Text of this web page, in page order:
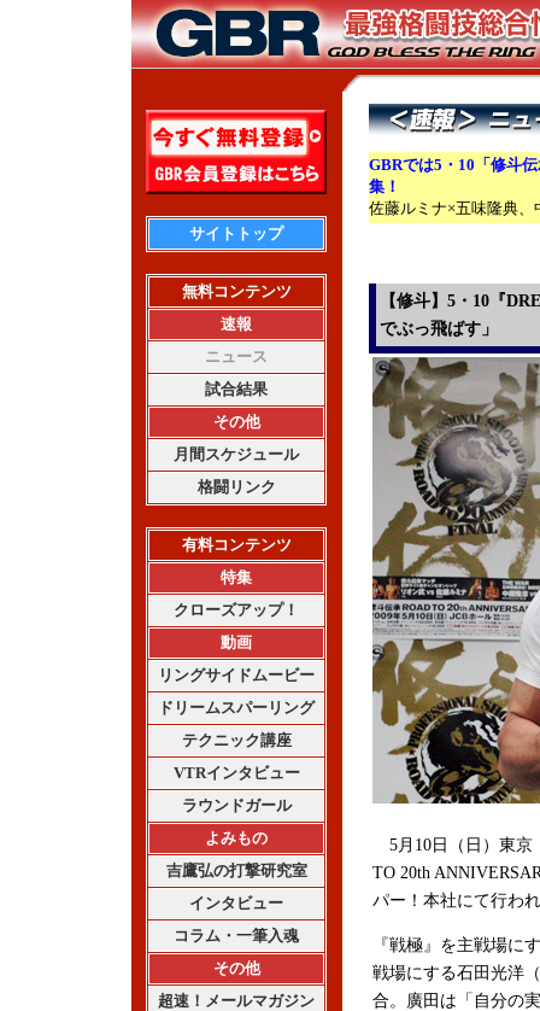
サイトトップ
無料コンテンツ
速報
ニュース
試合結果
その他
月間スケジュール
格闘リンク
有料コンテンツ
特集
クローズアップ！
動画
リングサイドムービー
ドリームスパーリング
テクニック講座
VTRインタビュー
ラウンドガール
よみもの
吉鷹弘の打撃研究室
インタビュー
コラム・一筆入魂
その他
超速！メールマガジン
GBRでは5・10「修斗
集！
佐藤ルミナ×五味隆典
【修斗】5・10『
でぶっ飛ばす」
5月10日（日）東京
TO 20th
パー！本社にて行わ
『戦極』を主戦場に
戦場にする石田光洋
合。廣田は「自分の